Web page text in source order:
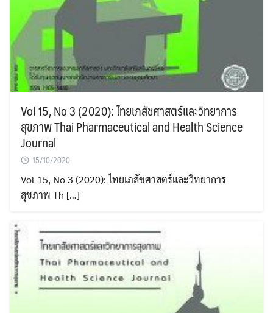
Vol 15, No 3 (2020): ไทยเภสัชศาสตร์และวิทยาการ
สุขภาพ Thai Pharmaceutical and Health Science
Journal
15/10/2020
Vol 15, No 3 (2020): ไทยเภสัชศาสตร์และวิทยาการ
สุขภาพ Th […]